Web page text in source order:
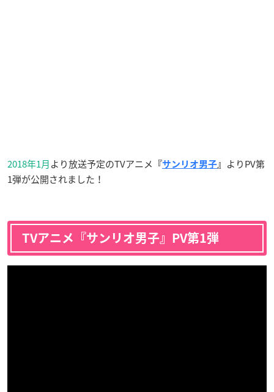
2018年1月より放送予定のTVアニメ 『サンリオ男子 』
よりPV第
1弾が公開されました！
TVアニメ『サンリオ男子』PV第1弾